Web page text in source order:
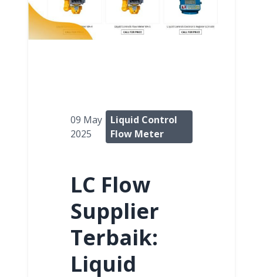
09 May
2025
Liquid Control
Flow Meter
LC Flow
Supplier
Terbaik:
Liquid